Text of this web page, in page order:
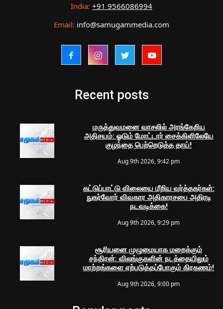
India: +91 9566086994
Email: info@samugammedia.com
Recent posts
மருத்துவமனை வாசலில் அரங்கேறிய
அதிசயம்: ஓடும் மோட்டார் சைக்கிளிலேயே
குழந்தை பெற்றெடுத்த தாய்!
Aug 9th 2026, 9:42 pm
கட்டுப்பாட்டு விலையை மீறிய வர்த்தகர்கள்:
நுகர்வோர் விவகார அதிகாரசபை அதிரடி
நடவடிக்கை!
Aug 9th 2026, 9:29 pm
சூரியனை முழுமையாக மறைக்கும்
சந்திரன்: விலங்குகளின் நடத்தையிலும்
மாற்றங்களை ஏற்படுத்தப்போகும் கிரகணம்!
Aug 9th 2026, 9:00 pm